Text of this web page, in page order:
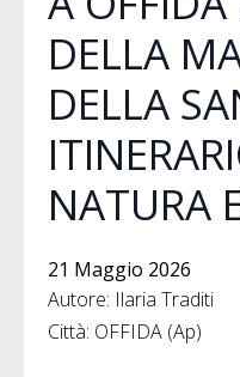
DELLA
DELLA
NATURA
21 Maggio 2026
Autore: Ilaria Traditi
Città: OFFIDA (Ap)